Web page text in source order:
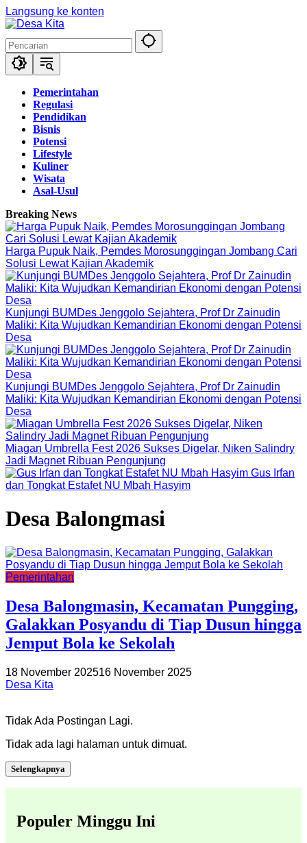
Langsung ke konten
Pemerintahan
Regulasi
Pendidikan
Bisnis
Potensi
Lifestyle
Kuliner
Wisata
Asal-Usul
Breaking News
Harga Pupuk Naik, Pemdes Morosunggingan Jombang Cari
Solusi Lewat Kajian Akademik
Kunjungi BUMDes Jenggolo Sejahtera, Prof Dr Zainudin
Maliki: Kita Wujudkan Kemandirian Ekonomi dengan Potensi
Desa
Kunjungi BUMDes Jenggolo Sejahtera, Prof Dr Zainudin
Maliki: Kita Wujudkan Kemandirian Ekonomi dengan Potensi
Desa
Miagan Umbrella Fest 2026 Sukses Digelar, Niken Salindry
Jadi Magnet Ribuan Pengunjung
Gus Irfan
dan Tongkat Estafet NU Mbah Hasyim
Desa Balongmasi
Pemerintahan
Desa Balongmasin, Kecamatan Pungging,
Galakkan Posyandu di Tiap Dusun hingga
Jemput Bola ke Sekolah
18 November 202516 November 2025
Desa Kita
Tidak Ada Postingan Lagi.
Tidak ada lagi halaman untuk dimuat.
Selengkapnya
Populer Minggu Ini